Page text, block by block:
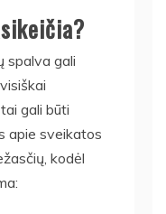
spalva gali
gali būti
apie sveikatos
kodėl